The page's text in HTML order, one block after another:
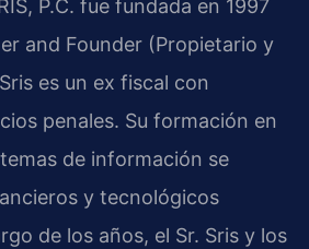
P.C. fue fundada en 1997
and Founder (Propietario y
es un ex fiscal con
penales. Su formación en
de información se
y tecnológicos
de los años, el Sr. Sris y los